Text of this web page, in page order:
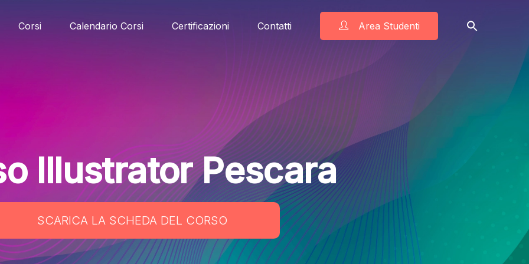
Corsi Calendario Corsi Certificazioni Contatti Area Studenti
Illustrator Pescara
SCARICA LA SCHEDA DEL CORSO